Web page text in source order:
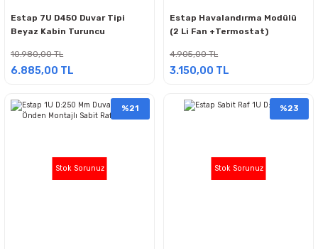
Estap 7U D450 Duvar Tipi
Beyaz Kabin Turuncu
10.980,00 TL
6.885,00 TL
Estap Havalandırma Modülü
(2 Li Fan +Termostat)
4.905,00 TL
3.150,00 TL
Stok Sorunuz
%21
Stok Sorunuz
%23